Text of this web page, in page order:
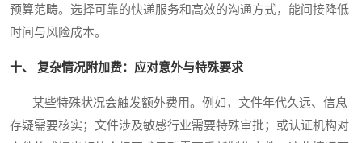
预算范畴。选择可靠的快递服务和高效的沟通方式，能间接降低
时间与风险成本。
十、 复杂情况附加费：应对意外与特殊要求
某些特殊状况会触发额外费用。例如，文件年代久远、信息
存疑需要核实；文件涉及敏感行业需要特殊审批；或认证机构对